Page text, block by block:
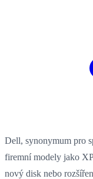
Dell, synonymum pro
firemní modely jako
nový disk nebo